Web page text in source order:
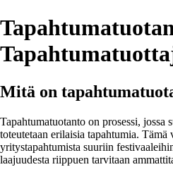
Mitä on
Tapahtumatuotanto on prosessi, jossa
toteutetaan erilaisia tapahtumia. Tämä
yritystapahtumista suuriin
laajuudesta riippuen tarvitaan